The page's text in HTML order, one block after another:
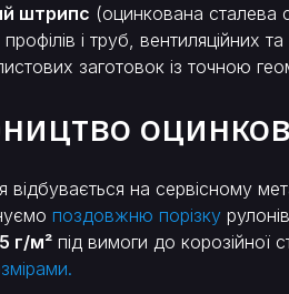
штрипс (оцинкована сталева
і труб,
заготовок із точною
відбувається на сервісному
поздовжню порізку
г/м² під вимоги до корозійної